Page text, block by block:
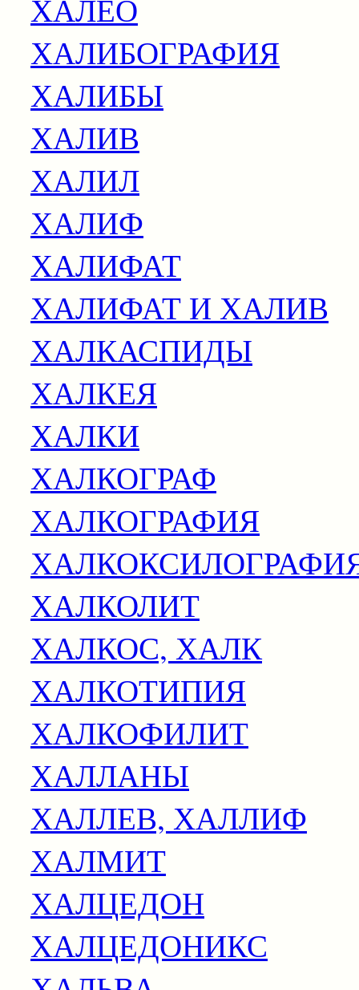
ХАЛЕО
ХАЛИБОГРАФИЯ
ХАЛИБЫ
ХАЛИВ
ХАЛИЛ
ХАЛИФ
ХАЛИФАТ
ХАЛИФАТ И ХАЛИВ
ХАЛКАСПИДЫ
ХАЛКЕЯ
ХАЛКИ
ХАЛКОГРАФ
ХАЛКОГРАФИЯ
ХАЛКОЛИТ
ХАЛКОС, ХАЛК
ХАЛКОТИПИЯ
ХАЛКОФИЛИТ
ХАЛЛАНЫ
ХАЛЛЕВ, ХАЛЛИФ
ХАЛМИТ
ХАЛЦЕДОН
ХАЛЦЕДОНИКС